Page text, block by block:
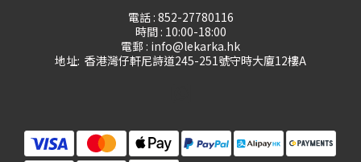
電話 : 852-27780116
時間 : 10:00-18:00
電郵 : info@lekarka.hk
地址: 香港灣仔軒尼詩道245-251號守時大廈12樓A